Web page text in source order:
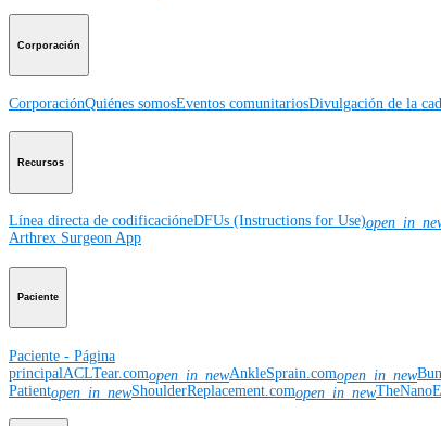
Corporación
CorporaciónQuiénes somosEventos comunitariosDivulgación de la
Recursos
Línea directa de codificacióneDFUs (Instructions for Use)
Arthrex Surgeon App
Paciente
Paciente - Página
principalACLTear.comopen_in_newAnkleSprain.comopen_in_new
Patientopen_in_newShoulderReplacement.comopen_in_new